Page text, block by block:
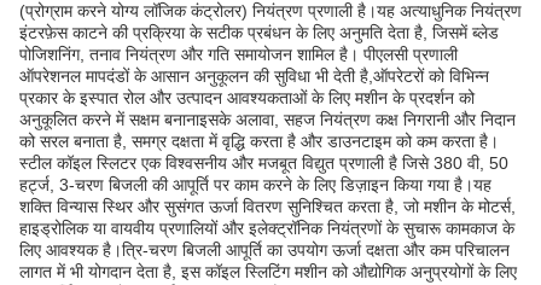
(प्रोग्राम करने योग्य लॉजिक कंट्रोलर) नियंत्रण प्रणाली है।यह अत्याधुनिक नियंत्रण
इंटरफ़ेस काटने की प्रक्रिया के सटीक प्रबंधन के लिए अनुमति देता है, जिसमें ब्लेड
पोजिशनिंग, तनाव नियंत्रण और गति समायोजन शामिल है। पीएलसी प्रणाली
ऑपरेशनल मापदंडों के आसान अनुकूलन की सुविधा भी देती है,ऑपरेटरों को विभिन्न
प्रकार के इस्पात रोल और उत्पादन आवश्यकताओं के लिए मशीन के प्रदर्शन को
अनुकूलित करने में सक्षम बनानाइसके अलावा, सहज नियंत्रण कक्ष निगरानी और निदान
को सरल बनाता है, समग्र दक्षता में वृद्धि करता है और डाउनटाइम को कम करता है।
स्टील कॉइल स्लिटर एक विश्वसनीय और मजबूत विद्युत प्रणाली है जिसे 380 वी, 50
हर्ट्ज, 3-चरण बिजली की आपूर्ति पर काम करने के लिए डिज़ाइन किया गया है।यह
शक्ति विन्यास स्थिर और सुसंगत ऊर्जा वितरण सुनिश्चित करता है, जो मशीन के मोटर्स,
हाइड्रोलिक या वायवीय प्रणालियों और इलेक्ट्रॉनिक नियंत्रणों के सुचारू कामकाज के
लिए आवश्यक है।त्रि-चरण बिजली आपूर्ति का उपयोग ऊर्जा दक्षता और कम परिचालन
लागत में भी योगदान देता है, इस कॉइल स्लिटिंग मशीन को औद्योगिक अनुप्रयोगों के लिए